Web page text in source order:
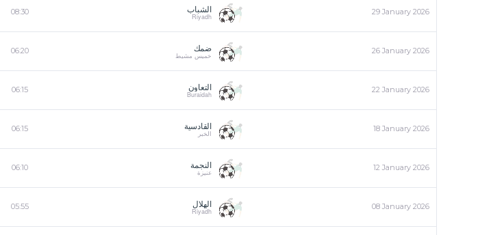
29 January 2026 الشباب
Riyadh
08:30
26 January 2026 ضمك
خميس مشيط
06:20
22 January 2026 التعاون
Buraidah
06:15
18 January 2026 القادسية
الخبر
06:15
12 January 2026 النجمة
عنيزة
06:10
08 January 2026 الهلال
Riyadh
05:55